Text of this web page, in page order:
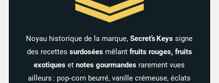
Noyau historique de la marque,Secret’s Keys signe
des recettes surdoséesmêlant fruits rouges, fruits
exotiques etnotes gourmandes rarement vues
ailleurs : pop‑corn beurré, vanille crémeuse, éclats